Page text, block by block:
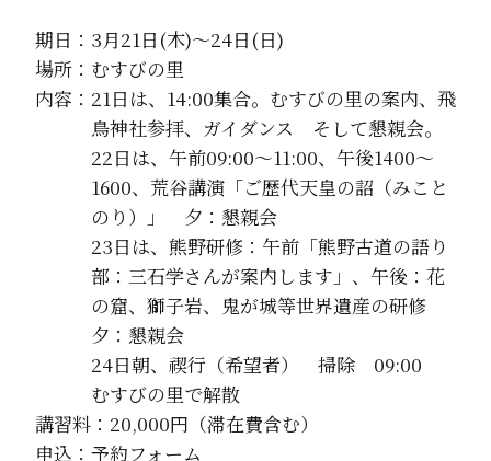
期日：3月21日(木)～24日(日)
場所：むすびの里
内容：21日は、14:00集合。むすびの里の案内、飛
鳥神社参拝、ガイダンス そして懇親会。
22日は、午前09:00～11:00、午後1400～
1600、荒谷講演「ご歴代天皇の詔（みこと
のり）」 夕：懇親会
23日は、熊野研修：午前「熊野古道の語り
部：三石学さんが案内します」、午後：花
の窟、獅子岩、鬼が城等世界遺産の研修
夕：懇親会
24日朝、禊行（希望者） 掃除 09:00
むすびの里で解散
講習料：20,000円（滞在費含む）
申込：予約フォーム